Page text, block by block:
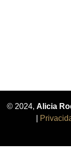
© 2024, Alicia